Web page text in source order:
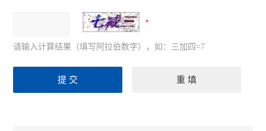
请输入计算结果（填写阿拉伯数字），如：三加四=7